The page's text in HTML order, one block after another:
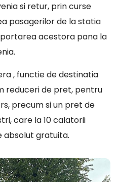
si retur, prin curse
pasagerilor de la statia
acestora pana la
, functie de destinatia
reduceri de pret, pentru
precum si un pret de
care la 10 calatorii
absolut gratuita.